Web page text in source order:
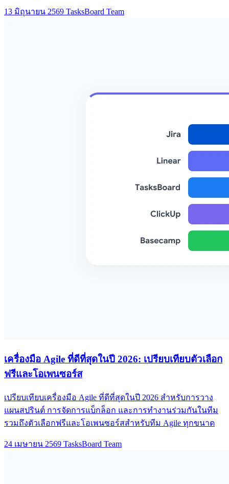
13 มิถุนายน 2569 TasksBoard Team
เครื่องมือ Agile ที่ดีที่สุดในปี 2026: เปรียบเทียบตัวเลือก
ฟรีและโอเพนซอร์ส
เปรียบเทียบเครื่องมือ Agile ที่ดีที่สุดในปี 2026 สำหรับการวาง
แผนสปรินต์ การจัดการแบ็กล็อก และการทำงานร่วมกันในทีม
รวมถึงตัวเลือกฟรีและโอเพนซอร์สสำหรับทีม Agile ทุกขนาด
24 เมษายน 2569 TasksBoard Team